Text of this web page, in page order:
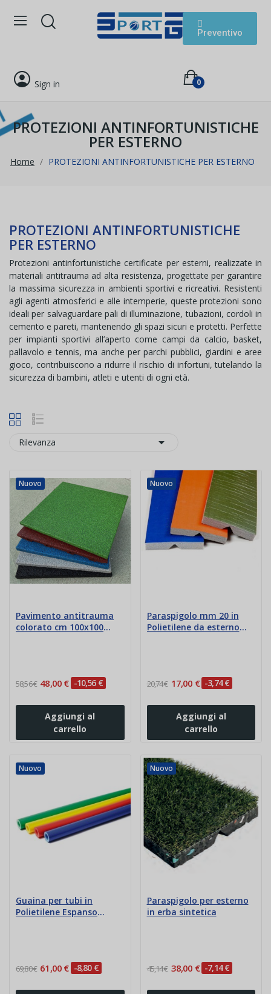
Preventivo
Sign in 0
PROTEZIONI ANTINFORTUNISTICHE
PER ESTERNO
Home PROTEZIONI ANTINFORTUNISTICHE PER ESTERNO
PROTEZIONI ANTINFORTUNISTICHE
PER ESTERNO
Protezioni antinfortunistiche certificate per esterni, realizzate in
materiali antitrauma ad alta resistenza, progettate per garantire
la massima sicurezza in ambienti sportivi e ricreativi. Resistenti
agli agenti atmosferici e alle intemperie, queste protezioni sono
ideali per salvaguardare pali di illuminazione, tubazioni, cordoli in
cemento e pareti, mantenendo gli spazi sicuri e protetti. Perfette
per impianti sportivi all’aperto come campi da calcio, basket,
pallavolo e tennis, ma anche per parchi pubblici, giardini e aree
gioco, contribuiscono a ridurre il rischio di infortuni, tutelando la
sicurezza di bambini, atleti e utenti di ogni età.
Rilevanza 
Nuovo
Pavimento antitrauma
colorato cm 100x100
58,56 € 48,00 € -10,56 €
Aggiungi al
carrello
Nuovo
Paraspigolo mm 20 in
Polietilene da esterno
20,74 € 17,00 € -3,74 €
Aggiungi al
carrello
Nuovo
Guaina per tubi in
Polietilene Espanso
69,80 € 61,00 € -8,80 €
Nuovo
Paraspigolo per esterno
in erba sintetica
45,14 € 38,00 € -7,14 €